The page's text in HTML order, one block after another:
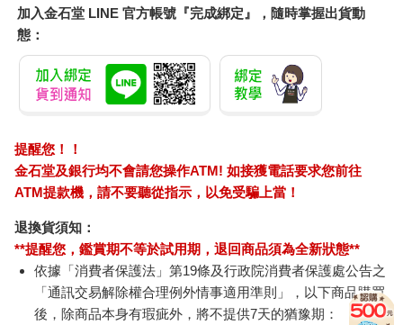
要再過一段時間才能去那裡釣魚了。」到頭來，竟然是我開啟了
戰爭的話題，避而不談還真難。
就必須先走了。那裡在五月底以前都沒什麼魚可以釣，河水很混
濁，水位也太滿——因為融雪嘛，你也知道的。但到了八月又是
枯水期，沒辦法釣，天氣也太熱。六月中是最適合的時節。」
正是德軍從荷蘭和比利時大舉入侵法國，而英軍也正在進行敦克
爾克大撤退的時候，法軍那時則被逼回巴黎和更遠的地區。五月
底似乎不是老人家到法國中部釣魚的最佳時機。
卻得離開。」
我帶著些許笑意注視著他，「回家路上有沒有什麼狀況？」
「沒有，」他說，「還好。」
「我猜你有車吧？」
「沒有，」他說，「我沒車。我開車技術不太好，而且幾年前就
加入金石堂 LINE 官方帳號『完成綁定』，隨時掌握出貨動
態：
提醒您！！
金石堂及銀行均不會請您操作ATM! 如接獲電話要求您前往
ATM提款機，請不要聽從指示，以免受騙上當！
退換貨須知：
**提醒您，鑑賞期不等於試用期，退回商品須為全新狀態**
依據「消費者保護法」第19條及行政院消費者保護處公告之
「通訊交易解除權合理例外情事適用準則」，以下商品購買
後，除商品本身有瑕疵外，將不提供7天的猶豫期：